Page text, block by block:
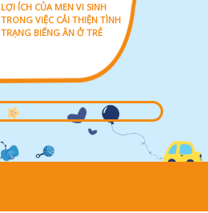
LỢI ÍCH CỦA MEN VI SINH
TRONG VIỆC CẢI THIỆN TÌNH
TRẠNG BIẾNG ĂN Ở TRẺ